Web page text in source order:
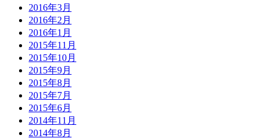
2016年3月
2016年2月
2016年1月
2015年11月
2015年10月
2015年9月
2015年8月
2015年7月
2015年6月
2014年11月
2014年8月